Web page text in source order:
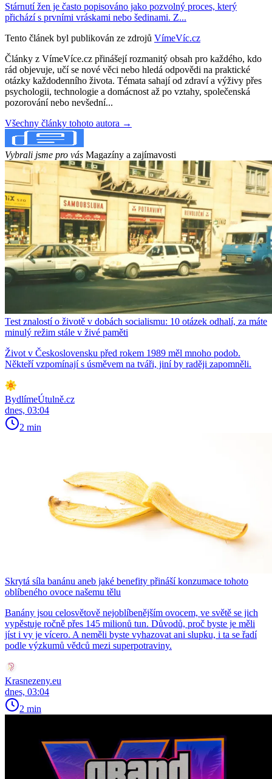
Stárnutí žen je často popisováno jako pozvolný proces, který
přichází s prvními vráskami nebo šedinami. Z...
Tento článek byl publikován ze zdrojů VímeVíc.cz
Články z VímeVíce.cz přinášejí rozmanitý obsah pro každého, kdo
rád objevuje, učí se nové věci nebo hledá odpovědi na praktické
otázky každodenního života. Témata sahají od zdraví a výživy přes
psychologii, technologie a domácnost až po vztahy, společenská
pozorování nebo nevšední...
Všechny články tohoto autora →
Vybrali jsme pro vás Magazíny a zajímavosti
Test znalostí o životě v dobách socialismu: 10 otázek odhalí, za máte
minulý režim stále v živé paměti
Život v Československu před rokem 1989 měl mnoho podob.
Někteří vzpomínají s úsměvem na tváři, jiní by raději zapomněli.
BydlímeÚtulně.cz
dnes, 03:04
2 min
Skrytá síla banánu aneb jaké benefity přináší konzumace tohoto
oblíbeného ovoce našemu tělu
Banány jsou celosvětově nejoblíbenějším ovocem, ve světě se jich
vypěstuje ročně přes 145 milionů tun. Důvodů, proč byste je měli
jíst i vy je vícero. A neměli byste vyhazovat ani slupku, i ta se řadí
podle výzkumů vědců mezi superpotraviny.
Krasnezeny.eu
dnes, 03:04
2 min